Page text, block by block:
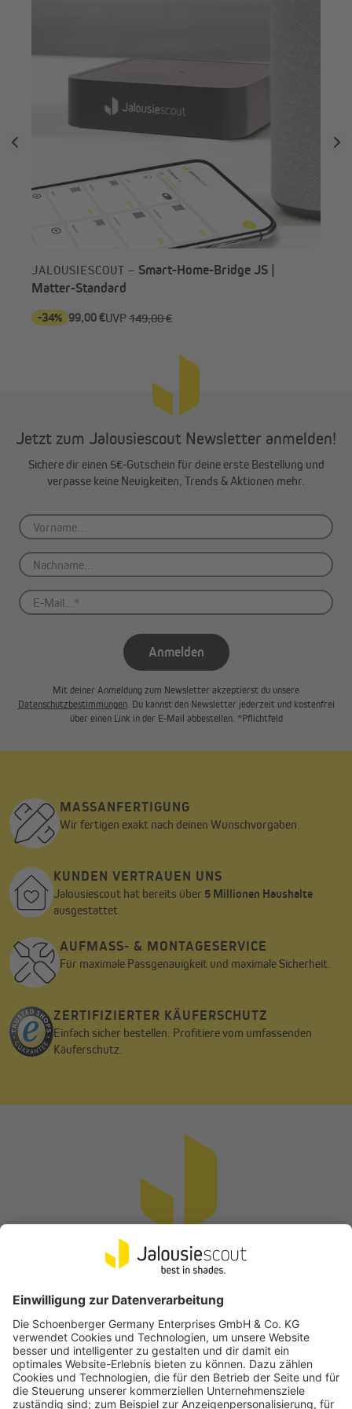
JALOUSIESCOUT – Smart-Home-Bridge JS |
Matter-Standard
-34% 99,00 €UVP 149,00 €
Jetzt zum Jalousiescout Newsletter anmelden!
Sichere dir einen 5€-Gutschein für deine erste Bestellung und
verpasse keine Neuigkeiten, Trends & Aktionen mehr.
Anmelden
Mit deiner Anmeldung zum Newsletter akzeptierst du unsere
Datenschutzbestimmungen. Du kannst den Newsletter jederzeit und kostenfrei
über einen Link in der E-Mail abbestellen. *Pflichtfeld
MASSANFERTIGUNG
Wir fertigen exakt nach deinen Wunschvorgaben.
KUNDEN VERTRAUEN UNS
Jalousiescout hat bereits über 5 Millionen Haushalte
ausgestattet.
AUFMASS- & MONTAGESERVICE
Für maximale Passgenauigkeit und maximale Sicherheit.
ZERTIFIZIERTER KÄUFERSCHUTZ
Einfach sicher bestellen. Profitiere vom umfassenden
Käuferschutz.
Vertrag widerrufen
Beliebte Kategorien